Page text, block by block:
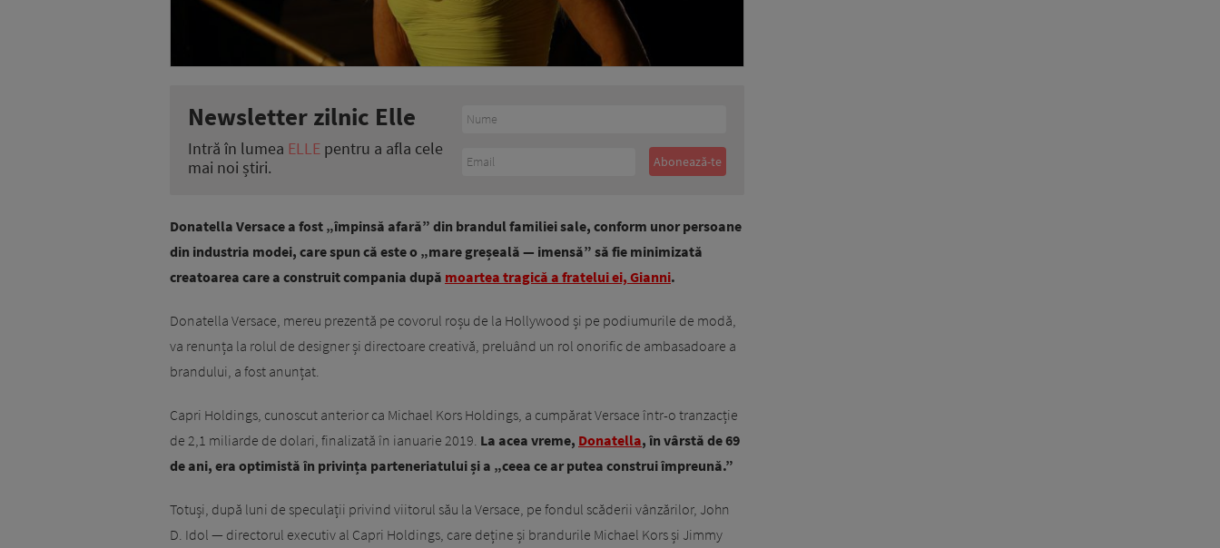
Newsletter zilnic Elle
Intră în lumea ELLE pentru a afla cele
mai noi știri.
Donatella Versace a fost „împinsă afară” din brandul familiei sale, conform unor persoane
din industria modei, care spun că este o „mare greșeală — imensă” să fie minimizată
creatoarea care a construit compania după moartea tragică a fratelui ei, Gianni.
Donatella Versace, mereu prezentă pe covorul roșu de la Hollywood și pe podiumurile de modă,
va renunța la rolul de designer și directoare creativă, preluând un rol onorific de ambasadoare a
brandului, a fost anunțat.
Capri Holdings, cunoscut anterior ca Michael Kors Holdings, a cumpărat Versace într-o tranzacție
de 2,1 miliarde de dolari, finalizată în ianuarie 2019. La acea vreme, Donatella, în vârstă de 69
de ani, era optimistă în privința parteneriatului și a „ceea ce ar putea construi împreună.”
Totuși, după luni de speculații privind viitorul său la Versace, pe fondul scăderii vânzărilor, John
D. Idol — directorul executiv al Capri Holdings, care deține și brandurile Michael Kors și Jimmy